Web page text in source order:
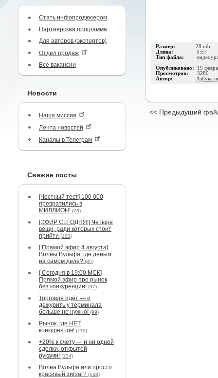
Стать инфопродюсером
Партнерская программа
Для авторов (экспертов)
Отдел продаж
Все вакансии
Новости
Наша миссия
Лента новостей
Каналы в Телеграм
Свежие посты
[Честный тест] 100 000
превратились в
МИЛЛИОН! (78)
[ЭФИР СЕГОДНЯ!] Четыре
вещи, ради которых стоит
прийти (103)
[ Прямой эфир 4 августа]
Волны Вульфа: где деньги
на самом деле? (85)
[ Сегодня в 19:00 МСК]
Прямой эфир про рынок
без конкуренции! (97)
Торговля идёт — и
дежурить у терминала
больше не нужно! (99)
Рынок, где НЕТ
конкурентов! (119)
+20% к счёту — и ни одной
сделки, открытой
руками! (134)
Волна Вульфа или просто
красивый зигзаг? (148)
Размер: 28 mb
Длина: 5:57
Тип файла:
Опубликовано: 19
Просмотров: 3280
Автор: Азбука
<< Предыдущий